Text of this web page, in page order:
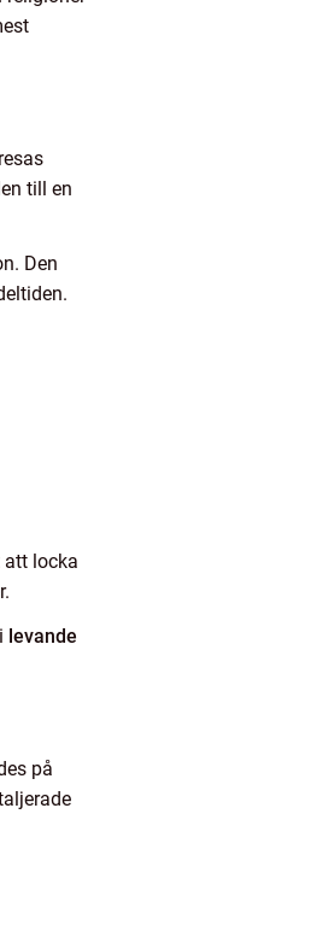
till en
Den
att locka
levande
på